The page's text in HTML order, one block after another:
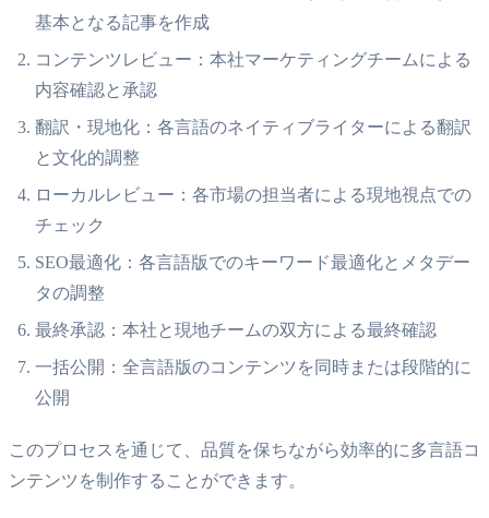
基本となる記事を作成
コンテンツレビュー：本社マーケティングチームによる
内容確認と承認
翻訳・現地化：各言語のネイティブライターによる翻訳
と文化的調整
ローカルレビュー：各市場の担当者による現地視点での
チェック
SEO最適化：各言語版でのキーワード最適化とメタデー
タの調整
最終承認：本社と現地チームの双方による最終確認
一括公開：全言語版のコンテンツを同時または段階的に
公開
このプロセスを通じて、品質を保ちながら効率的に多言語コ
ンテンツを制作することができます。